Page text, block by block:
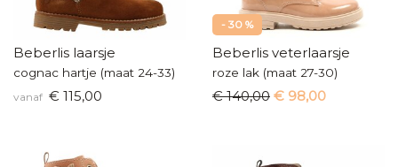
Beberlis laarsje
cognac hartje (maat 24-33)
vanaf € 115,00
- 30 %
Beberlis veterlaarsje
roze lak (maat 27-30)
€ 140,00 € 98,00